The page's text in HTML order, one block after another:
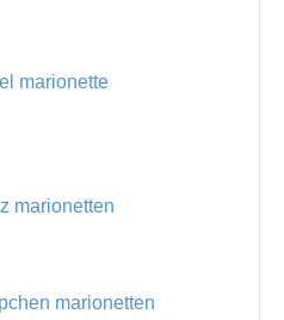
marionette
marionetten
marionetten